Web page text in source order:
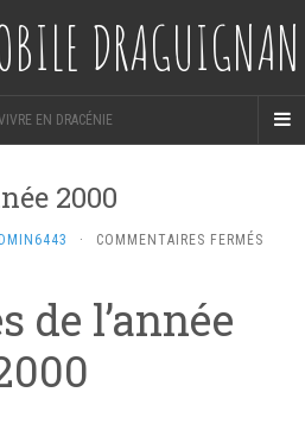
DRAGUIGNAN
EN DRACÉNIE
2000
· COMMENTAIRES FERMÉSSUR
de l’année